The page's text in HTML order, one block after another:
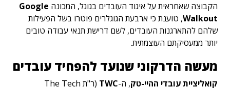
הקבוצה שאחראית על איגוד העובדים בגוגל, המכונה Google
Walkout, טוענת כי ארבעת הגוגלרים פוטרו בשל הפעילות
שלהם להתארגנות העובדים, לשם דרישת תנאי עבודה טובים
יותר ממעסיקתם העוצמתית.
מעשה הדרקוני שנועד להפחיד עובדים
קואליציית עובדי ההיי-טק, ה-TWC
(ר"ת The Tech